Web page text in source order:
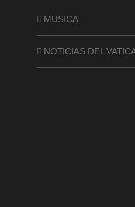
MUSICA
NOTICIAS DEL